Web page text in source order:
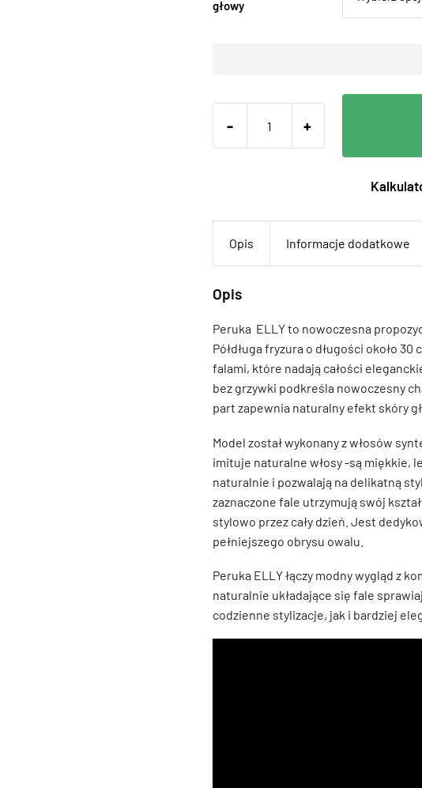
głowy
- +
Opis Informacje dodatkowe
Opis
Peruka ELLY to nowoczesna
Półdługa fryzura o długości około
falami, które nadają całości
bez grzywki podkreśla nowoczesny
part zapewnia naturalny efekt skóry
Model został wykonany z włosów
imituje naturalne włosy -są miękkie,
naturalnie i pozwalają na delikatną
zaznaczone fale utrzymują swój
stylowo przez cały dzień. Jest
pełniejszego obrysu owalu.
Peruka ELLY łączy modny wygląd z
naturalnie układające się fale
codzienne stylizacje, jak i bardziej